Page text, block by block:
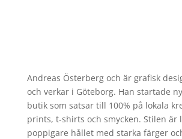
Andreas Österberg och är grafisk
och verkar i Göteborg. Han startade
butik som satsar till 100% på lokala
prints, t-shirts och smycken. Stilen är
poppigare hållet med starka färger